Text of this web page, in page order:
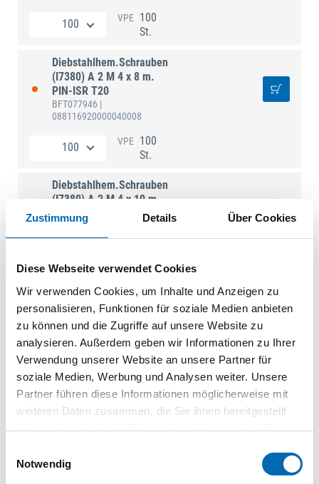
Zustimmung Details Über Cookies
Diese Webseite verwendet Cookies
Wir verwenden Cookies, um Inhalte und Anzeigen zu
personalisieren, Funktionen für soziale Medien anbieten
zu können und die Zugriffe auf unsere Website zu
analysieren. Außerdem geben wir Informationen zu Ihrer
Verwendung unserer Website an unsere Partner für
soziale Medien, Werbung und Analysen weiter. Unsere
Partner führen diese Informationen möglicherweise mit
weiteren Daten zusammen, die Sie ihnen bereitgestellt
haben oder die sie im Rahmen Ihrer Nutzung der Dienste
Notwendig
VPE 100
St.
Diebstahlhem.Schrauben
(I7380) A 2 M 4 x 8 m.
PIN-ISR T20
BFT077946 |
088116920000040008
VPE 100
St.
Diebstahlhem.Schrauben
(I7380) A 2 M 4 x 10 m.
PIN-ISR T20
BFT077947
088116920000040010
VPE 100
Diebstahlhem.Schrauben
(I7380) A 2 M 4 x 12 m.
PIN-ISR T20
BFT077948|
088116920000040012
100
St.
Diebstahlhem.Schrauben
PIN-ISR T20
BFT077949